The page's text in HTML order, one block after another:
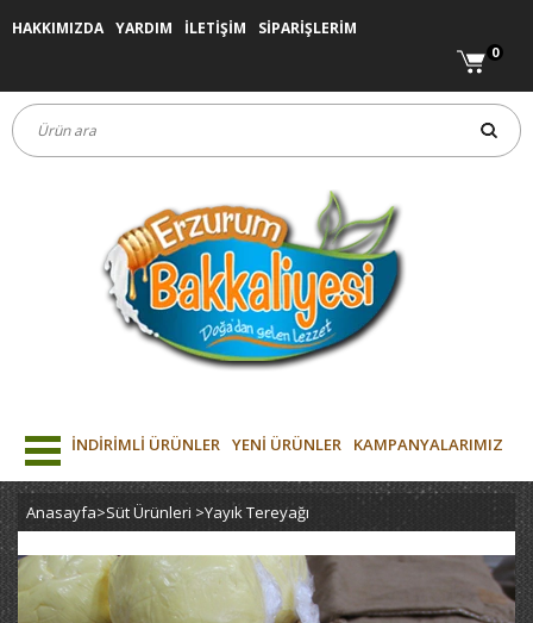
HAKKIMIZDA YARDIM İLETİŞİM SİPARİŞLERİM
0
İNDİRİMLİ ÜRÜNLER YENİ ÜRÜNLER KAMPANYALARIMIZ
Anasayfa>Süt Ürünleri >Yayık Tereyağı